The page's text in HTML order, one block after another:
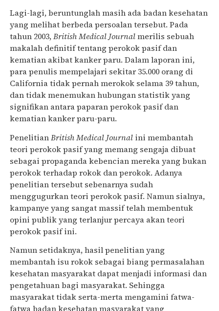
Lagi-lagi, beruntunglah masih ada badan kesehatan
yang melihatberbedapersoalan tersebut. Pada
tahun 2003,British Medical Journalmerilis sebuah
makalah definitif tentang perokok pasif dan
kematian akibat kanker paru. Dalam laporan ini,
para penulis mempelajari sekitar 35.000 orang di
California tidak pernah merokok selama 39 tahun,
dan tidak menemukan hubungan statistik yang
signifikan antara paparan perokok pasif dan
kematian kanker paru-paru.
PenelitianBritish Medical Journal ini membantah
teori perokok pasif yang memang sengaja dibuat
sebagai propaganda kebencian mereka yang bukan
perokok terhadap rokok dan perokok. Adanya
penelitian tersebut sebenarnya sudah
menggugurkan teori perokok pasif. Namun sialnya,
kampanye yang sangat massiftelahmembentuk
opini publikyang terlanjur percaya akan teori
perokok pasif ini.
Namun setidaknya, hasil penelitian yang
membantah isu rokok sebagai biang permasalahan
kesehatan masyarakat dapat menjadi informasi dan
pengetahuan bagi masyarakat. Sehingga
masyarakat tidak serta-merta mengamini fatwa-
fatwa badan kesehatan masyarakat yang